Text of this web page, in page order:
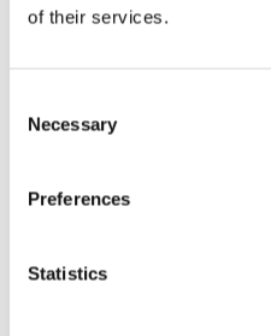
of their services.
Selection
Necessary
Preferences
Statistics
Rotor teeth 8t/6k 7.5Gr/8 R6/14